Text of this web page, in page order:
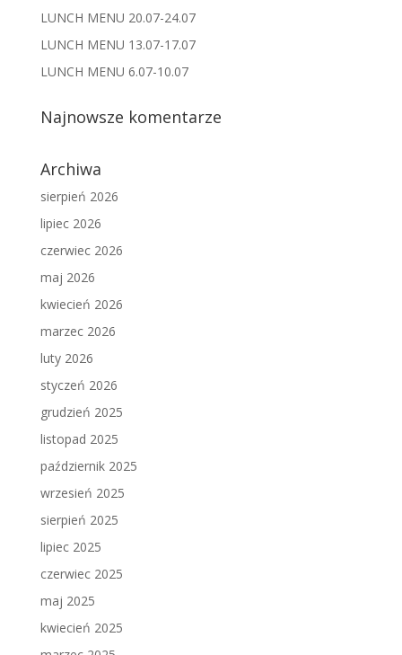
LUNCH MENU 20.07-24.07
LUNCH MENU 13.07-17.07
LUNCH MENU 6.07-10.07
Najnowsze komentarze
Archiwa
sierpień 2026
lipiec 2026
czerwiec 2026
maj 2026
kwiecień 2026
marzec 2026
luty 2026
styczeń 2026
grudzień 2025
listopad 2025
październik 2025
wrzesień 2025
sierpień 2025
lipiec 2025
czerwiec 2025
maj 2025
kwiecień 2025